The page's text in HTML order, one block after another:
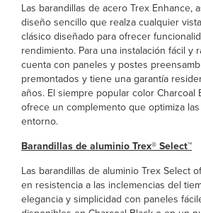
Las barandillas de acero Trex Enhance,
diseño sencillo que realza cualquier
clásico diseñado para ofrecer
rendimiento. Para una instalación fácil y
cuenta con paneles y postes
premontados y tiene una garantía
años. El siempre popular color Charcoal
ofrece un complemento que optimiza
entorno.
Barandillas de aluminio Trex® Select™
Las barandillas de aluminio Trex Select
en resistencia a las inclemencias del
elegancia y simplicidad con paneles